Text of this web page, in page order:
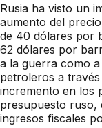
Rusia ha visto un
aumento del
de 40 dólares por
62 dólares por
a la guerra como
petroleros a
incremento en los
presupuesto ruso,
ingresos fiscales